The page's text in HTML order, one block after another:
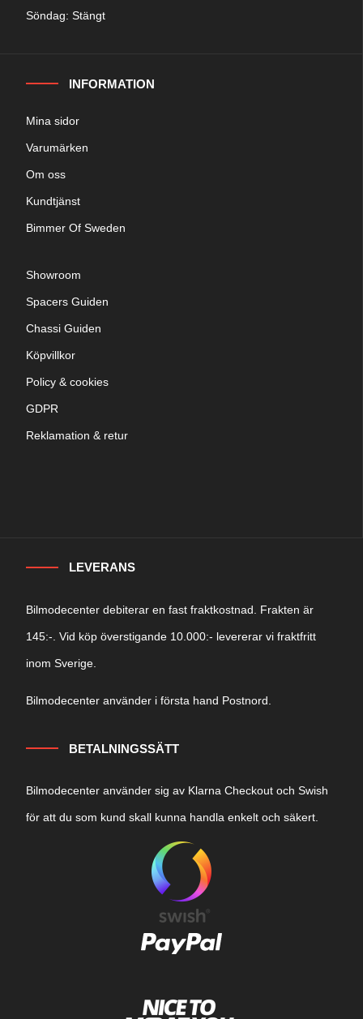
Söndag: Stängt
INFORMATION
Mina sidor
Varumärken
Om oss
Kundtjänst
Bimmer Of Sweden
Showroom
Spacers Guiden
Chassi Guiden
Köpvillkor
Policy & cookies
GDPR
Reklamation & retur
LEVERANS
Bilmodecenter debiterar en fast fraktkostnad. Frakten är
145:-. Vid köp överstigande 10.000:- levererar vi fraktfritt
inom Sverige.
Bilmodecenter använder i första hand Postnord.
BETALNINGSSÄTT
Bilmodecenter använder sig av Klarna Checkout och Swish
för att du som kund skall kunna handla enkelt och säkert.